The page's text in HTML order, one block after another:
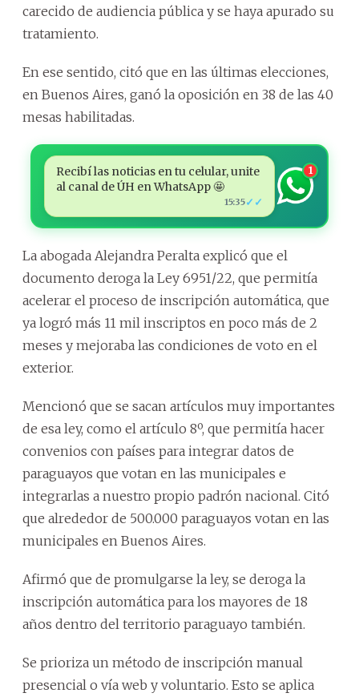
carecido de audiencia pública y se haya apurado su
tratamiento.
En ese sentido, citó que en las últimas elecciones,
en Buenos Aires, ganó la oposición en 38 de las 40
mesas habilitadas.
Recibí las noticias en tu celular, unite
al canal de ÚH en WhatsApp 🤩
15:35✓✓
1
La abogada Alejandra Peralta explicó que el
documento deroga la Ley 6951/22, que permitía
acelerar el proceso de inscripción automática, que
ya logró más 11 mil inscriptos en poco más de 2
meses y mejoraba las condiciones de voto en el
exterior.
Mencionó que se sacan artículos muy importantes
de esa ley, como el artículo 8º, que permitía hacer
convenios con países para integrar datos de
paraguayos que votan en las municipales e
integrarlas a nuestro propio padrón nacional. Citó
que alrededor de 500.000 paraguayos votan en las
municipales en Buenos Aires.
Afirmó que de promulgarse la ley, se deroga la
inscripción automática para los mayores de 18
años dentro del territorio paraguayo también.
Se prioriza un método de inscripción manual
presencial o vía web y voluntario. Esto se aplica